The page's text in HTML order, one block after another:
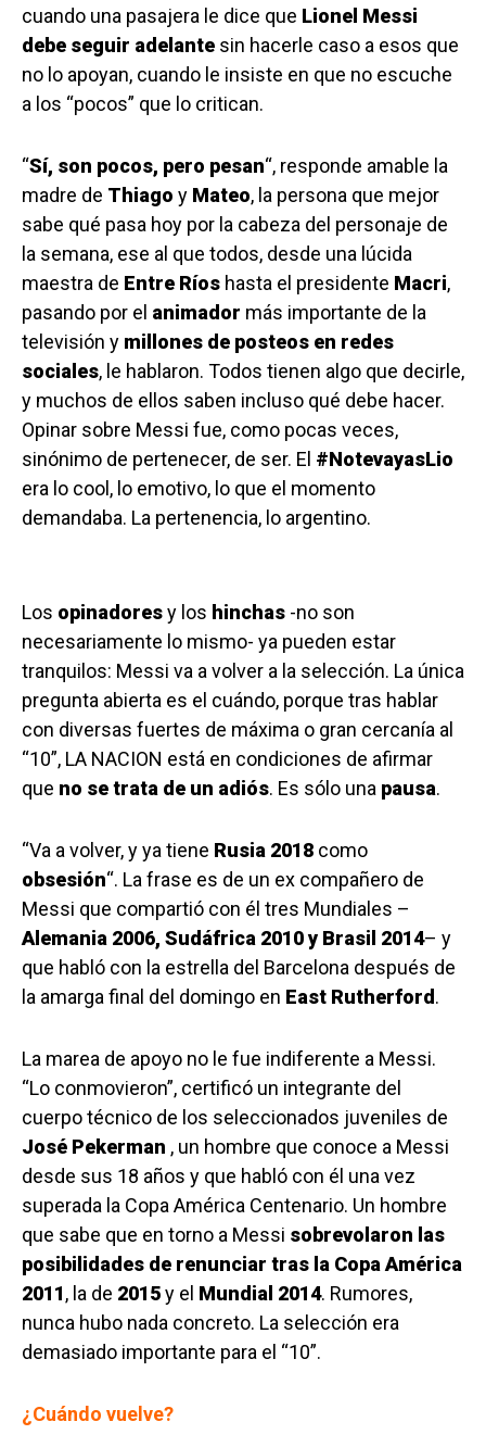
cuando una pasajera le dice que Lionel Messi
debe seguir adelante sin hacerle caso a esos que
no lo apoyan, cuando le insiste en que no escuche
a los “pocos” que lo critican.
“Sí, son pocos, pero pesan“, responde amable la
madre de Thiago y Mateo, la persona que mejor
sabe qué pasa hoy por la cabeza del personaje de
la semana, ese al que todos, desde una lúcida
maestra de Entre Ríos hasta el presidente Macri,
pasando por el animador más importante de la
televisión y millones de posteos en redes
sociales, le hablaron. Todos tienen algo que decirle,
y muchos de ellos saben incluso qué debe hacer.
Opinar sobre Messi fue, como pocas veces,
sinónimo de pertenecer, de ser. El #NotevayasLio
era lo cool, lo emotivo, lo que el momento
demandaba. La pertenencia, lo argentino.
Los opinadoresy los hinchas -no son
necesariamente lo mismo- ya pueden estar
tranquilos: Messi va a volver a la selección. La única
pregunta abierta es el cuándo, porque tras hablar
con diversas fuertes de máxima o gran cercanía al
“10”, LA NACION está en condiciones de afirmar
que no se trata de un adiós. Es sólo una pausa.
“Va a volver, y ya tiene Rusia 2018 como
obsesión“. La frase es de un ex compañero de
Messi que compartió con él tres Mundiales –
Alemania 2006, Sudáfrica 2010 y Brasil 2014– y
que habló con la estrella del Barcelona después de
la amarga final del domingo en East Rutherford .
La marea de apoyo no le fue indiferente a Messi.
“Lo conmovieron”, certificó un integrante del
cuerpo técnico de los seleccionados juveniles de
José Pekerman , un hombre que conoce a Messi
desde sus 18 años y que habló con él una vez
superada la Copa América Centenario. Un hombre
que sabe que en torno a Messi sobrevolaron las
posibilidades de renunciar tras la Copa América
2011, la de 2015y el Mundial 2014. Rumores,
nunca hubo nada concreto. La selección era
demasiado importante para el “10”.
¿Cuándo vuelve?